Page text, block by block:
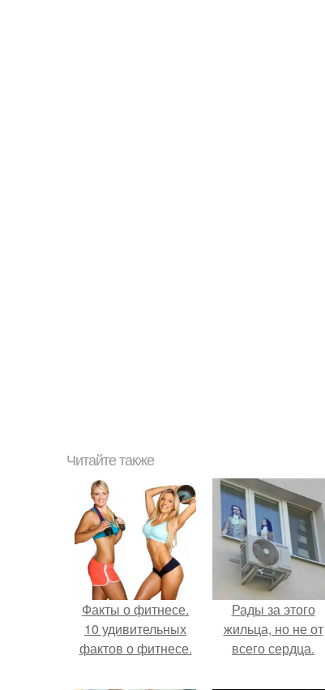
Читайте также
Факты о фитнесе.
10 удивительных
фактов о фитнесе.
Рады за этого
жильца, но не от
всего сердца.